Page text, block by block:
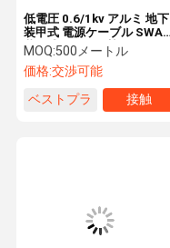
低電圧 0.6/1kv アルミ 地下
装甲式 電源ケーブル SWA
装甲式 XLPE 隔熱
4x50mm2 IEC60502-1
MOQ:500メートル
価格:交渉可能
ベストプラ
接触